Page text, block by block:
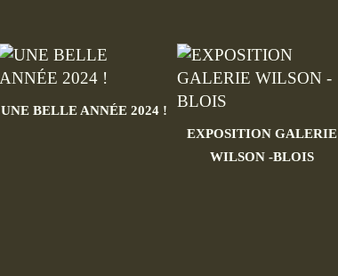
UNE BELLE ANNÉE 2024 !
EXPOSITION GALERIE
WILSON -BLOIS